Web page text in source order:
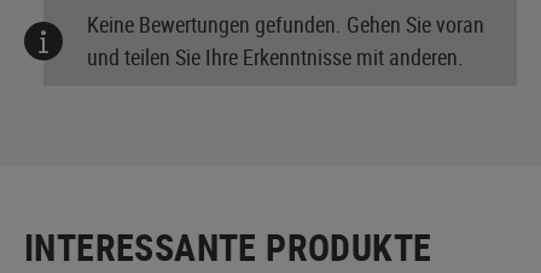
Keine Bewertungen gefunden. Gehen Sie voran
und teilen Sie Ihre Erkenntnisse mit anderen.
INTERESSANTE PRODUKTE